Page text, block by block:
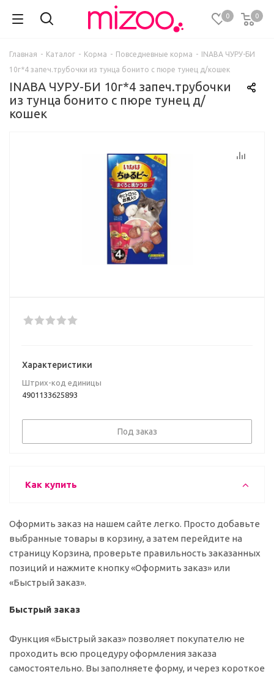
0 0
Главная - Каталог - Корма - Повседневные корма - INABA ЧУРУ-БИ
10г*4 запеч.трубочки из тунца бонито с пюре тунец д/кошек
INABA ЧУРУ-БИ 10г*4 запеч.трубочки
из тунца бонито с пюре тунец д/
кошек
Характеристики
Штрих-код единицы
4901133625893
Под заказ
Как купить
Оформить заказ на нашем сайте легко. Просто добавьте
выбранные товары в корзину, а затем перейдите на
страницу Корзина, проверьте правильность заказанных
позиций и нажмите кнопку «Оформить заказ» или
«Быстрый заказ».
Быстрый заказ
Функция «Быстрый заказ» позволяет покупателю не
проходить всю процедуру оформления заказа
самостоятельно. Вы заполняете форму, и через короткое